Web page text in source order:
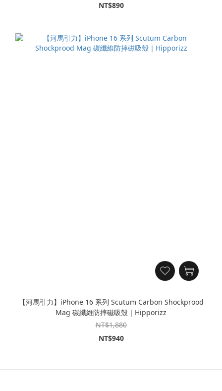
NT$890
【河馬引力】iPhone 16 系列 Scutum Carbon Shockprood
Mag 碳纖維防摔磁吸殼｜Hipporizz
NT$1,880
NT$940